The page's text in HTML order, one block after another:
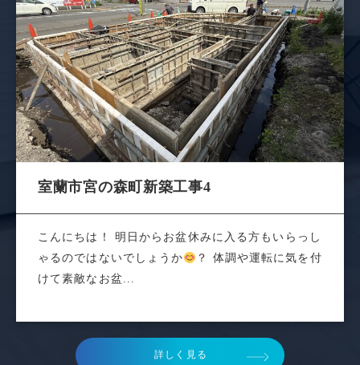
室蘭市宮の森町新築工事4
こんにちは！ 明日からお盆休みに入る方もいらっし
ゃるのではないでしょうか
？ 体調や運転に気を付
けて素敵なお盆...
詳しく見る